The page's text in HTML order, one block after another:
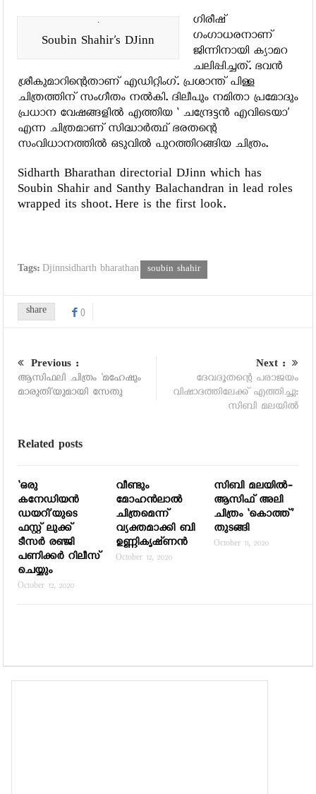
Soubin Shahir’s DJinn
ഗിരീഷ്
ഗംഗാധരനാണ്
ജിന്നിനായി ക്യാമറ
ചലിപ്പിച്ചത്. ഭവന്‍
ശ്രീകുമാറിന്റെതാണ് എഡിറ്റിംഗ്. പ്രശാന്ത് പിള്ള
ചിത്രത്തിന് സംഗീതം നല്‍കി. ദിലീപും നമിതാ പ്രമോദും
പ്രധാന വേഷങ്ങളില്‍ എത്തിയ ‘ ചന്ദ്രേട്ടന്‍ എവിടെയാ’
എന്ന ചിത്രമാണ് സിദ്ധാര്‍ത്ഥ് ഭരതന്റെ
സംവിധാനത്തില്‍ ഒടുവില്‍ പുറത്തിറങ്ങിയ ചിത്രം.
Sidharth Bharathan directorial DJinn which has
Soubin Shahir and Santhy Balachandran in lead roles
wrapped its shoot. Here is the first look.
Tags: Djinnsidharth bharathan soubin shahir
share 0
Previous :
ആസിഫലി ചിത്രം ‘മഹേഷും
മാരുതി’യുമായി സേതു
Next :
ദേവദൂതന്റെ പരാജയം
വിഷാദത്തിലേക്ക് എത്തിച്ചു:
സിബി മലയില്‍
Related posts
‘ഒരു
കനേഡിയന്‍
ഡയറി’യുടെ
ഫസ്റ്റ് ലുക്ക്
ടീസര്‍ രഞ്ജി
പണിക്കര്‍ റിലീസ്
ചെയ്യും
October 12, 2020
വീണ്ടും
മോഹന്‍ലാല്‍
ചിത്രമെന്ന്
വ്യക്തമാക്കി ബി
ഉണ്ണികൃഷ്‍ണന്‍
October 12, 2020
സിബി മലയില്‍-
ആസിഫ് അലി
ചിത്രം ‘കൊത്ത്’
തുടങ്ങി
October 11, 2020